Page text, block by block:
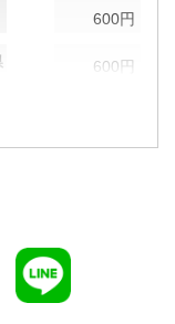
600円
600円